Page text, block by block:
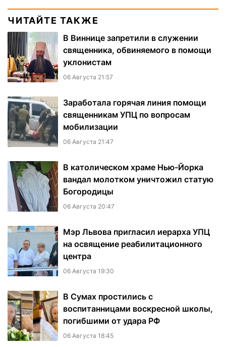
ЧИТАЙТЕ ТАКЖЕ
В Виннице запретили в служении
священника, обвиняемого в помощи
уклонистам
06 Августа 21:57
Заработала горячая линия помощи
священникам УПЦ по вопросам
мобилизации
06 Августа 21:47
В католическом храме Нью-Йорка
вандал молотком уничтожил статую
Богородицы
06 Августа 20:47
Мэр Львова пригласил иерарха УПЦ
на освящение реабилитационного
центра
06 Августа 19:30
В Сумах простились с
воспитанницами воскресной школы,
погибшими от удара РФ
06 Августа 18:45